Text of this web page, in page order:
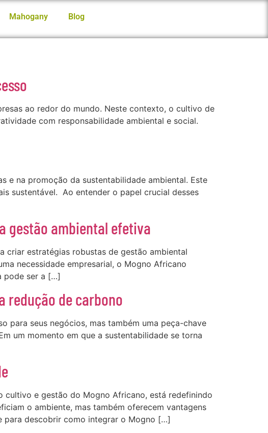
Mahogany Blog
ao redor do mundo. Neste contexto, o cultivo de
com responsabilidade ambiental e social.
e na promoção da sustentabilidade ambiental. Este
sustentável. Ao entender o papel crucial desses
gestão ambiental efetiva
criar estratégias robustas de gestão ambiental
necessidade empresarial, o Mogno Africano
pode ser a […]
redução de carbono
para seus negócios, mas também uma peça-chave
um momento em que a sustentabilidade se torna
e gestão do Mogno Africano, está redefinindo
o ambiente, mas também oferecem vantagens
para descobrir como integrar o Mogno […]